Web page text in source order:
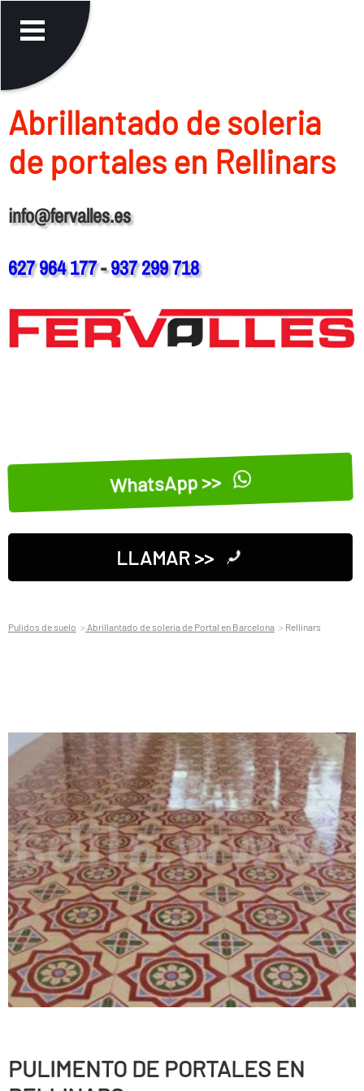
Abrillantado de soleria
de portales en Rellinars
info@fervalles.es
627 964 177-937 299 718
WhatsApp >>
LLAMAR >>
Pulidos de suelo Abrillantado de soleria de Portal en Barcelona Rellinars
PULIMENTO DE PORTALES EN